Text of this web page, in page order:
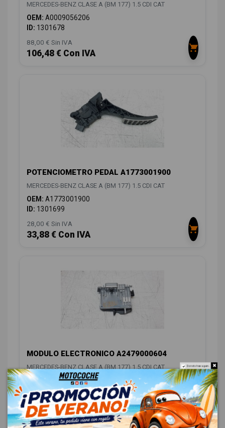
MERCEDES-BENZ CLASE A (BM 177) 1.5 CDI CAT
OEM: A0009056206
ID: 1301678
88,00 € Sin IVA
106,48 € Con IVA
POTENCIOMETRO PEDAL A1773001900
MERCEDES-BENZ CLASE A (BM 177) 1.5 CDI CAT
OEM: A1773001900
ID: 1301699
28,00 € Sin IVA
33,88 € Con IVA
MODULO ELECTRONICO A2479000604
MERCEDES-BENZ CLASE A (BM 177) 1.5 CDI CAT
OEM: A2479000604
ID:1301703
148,00 € Sin IVA
179,08 € Con IVA
Do not show again.